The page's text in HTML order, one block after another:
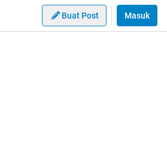
Buat Post Masuk